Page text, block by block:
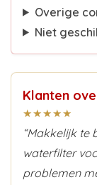
Overige
Niet
Klanten
★★★★★
“Makkelijk te
waterfilter
problemen